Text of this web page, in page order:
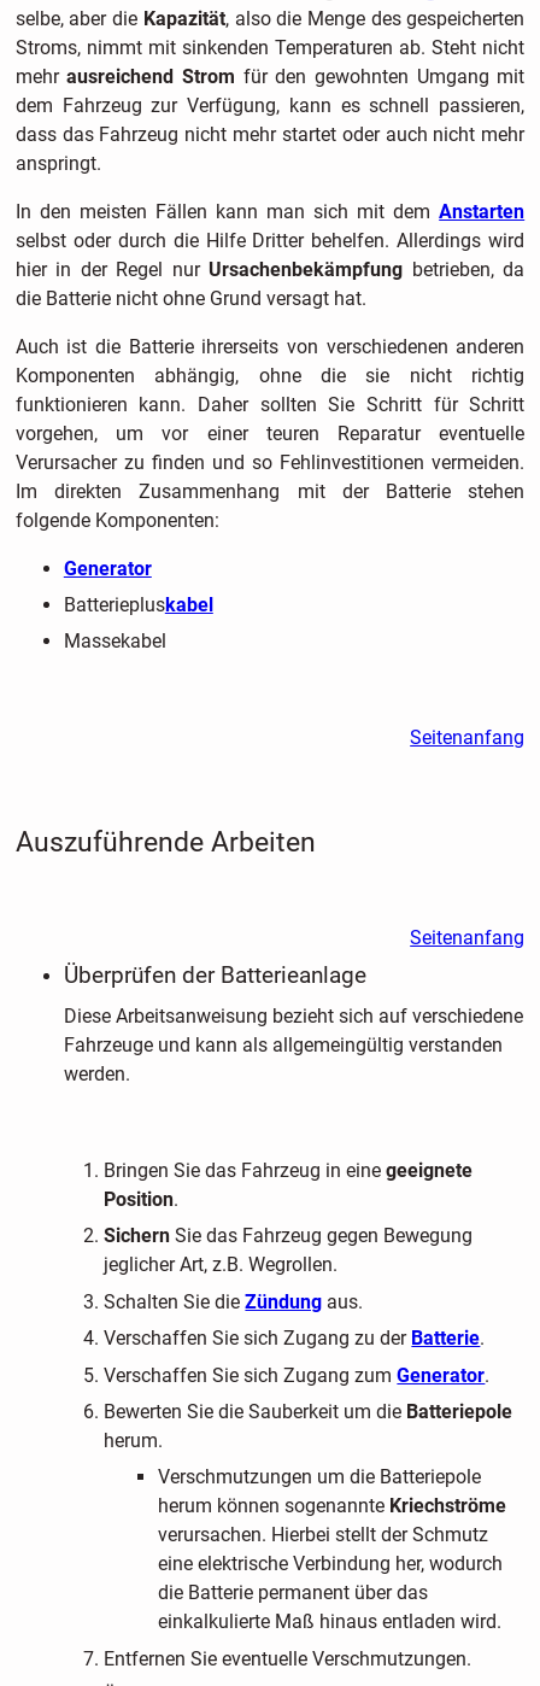
selbe, aber die Kapazität, also die Menge des gespeicherten
Stroms, nimmt mit sinkenden Temperaturen ab. Steht nicht
mehrausreichend Strom für den gewohnten Umgang mit
dem Fahrzeug zur Verfügung, kann es schnell passieren,
dass das Fahrzeug nicht mehr startet oder auch nicht mehr
anspringt.
In den meisten Fällen kann man sich mit demAnstarten
selbst oder durch die Hilfe Dritter behelfen. Allerdings wird
hier in der Regel nur Ursachenbekämpfung betrieben, da
die Batterie nicht ohne Grund versagt hat.
Auch ist die Batterie ihrerseits von verschiedenen anderen
Komponenten abhängig, ohne die sie nicht richtig
funktionieren kann. Daher sollten Sie Schritt für Schritt
vorgehen, um vor einer teuren Reparatur eventuelle
Verursacher zu finden und so Fehlinvestitionen vermeiden.
Im direkten Zusammenhang mit der Batterie stehen
folgende Komponenten:
Generator
Batteriepluskabel
Massekabel
Seitenanfang
Auszuführende Arbeiten
Seitenanfang
Überprüfen der Batterieanlage
Diese Arbeitsanweisung bezieht sich auf verschiedene
Fahrzeuge und kann als allgemeingültig verstanden
werden.
Bringen Sie das Fahrzeug in einegeeignete
Position.
Sichern Sie das Fahrzeug gegen Bewegung
jeglicher Art, z.B. Wegrollen.
Schalten Sie dieZündung aus.
Verschaffen Sie sich Zugang zu der Batterie.
Verschaffen Sie sich Zugang zumGenerator.
Bewerten Sie die Sauberkeit um die Batteriepole
herum.
Verschmutzungen um die Batteriepole
herum können sogenannte Kriechströme
verursachen. Hierbei stellt der Schmutz
eine elektrische Verbindung her, wodurch
die Batterie permanent über das
einkalkulierte Maß hinaus entladen wird.
Entfernen Sie eventuelle Verschmutzungen.